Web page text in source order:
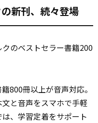
新刊、続々登場
クのベストセラー書籍200
800冊以上が音声対応。
文と音声をスマホで手軽
、学習定着をサポート